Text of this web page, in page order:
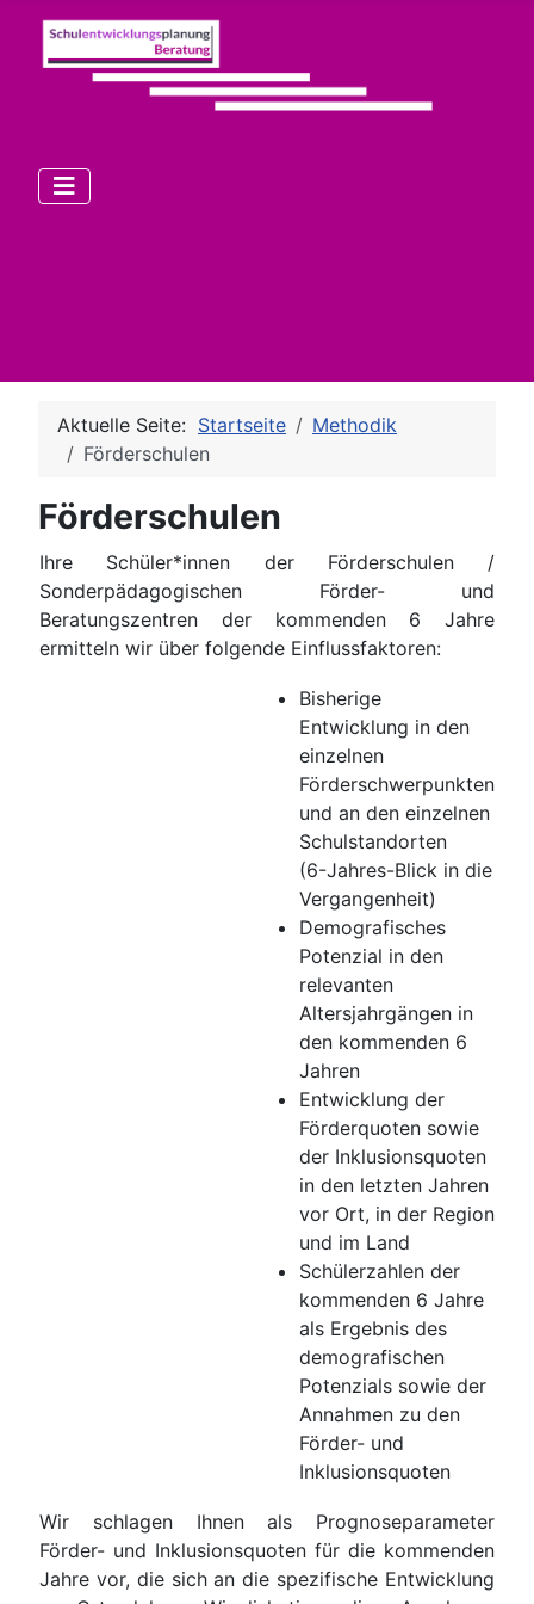
Aktuelle Seite: Startseite
Methodik
Förderschulen
Förderschulen
Ihre Schüler*innen der Förderschulen /
Sonderpädagogischen Förder- und
Beratungszentren der kommenden 6 Jahre
ermitteln wir über folgende Einflussfaktoren:
Bisherige
Entwicklung in den
einzelnen
Förderschwerpunkten
und an den einzelnen
Schulstandorten
(6-Jahres-Blick in die
Vergangenheit)
Demografisches
Potenzial in den
relevanten
Altersjahrgängen in
den kommenden 6
Jahren
Entwicklung der
Förderquoten sowie
der Inklusionsquoten
in den letzten Jahren
vor Ort, in der Region
und im Land
Schülerzahlen der
kommenden 6 Jahre
als Ergebnis des
demografischen
Potenzials sowie der
Annahmen zu den
Förder- und
Inklusionsquoten
Wir schlagen Ihnen als Prognoseparameter
Förder- und Inklusionsquoten für die kommenden
Jahre vor, die sich an die spezifische Entwicklung